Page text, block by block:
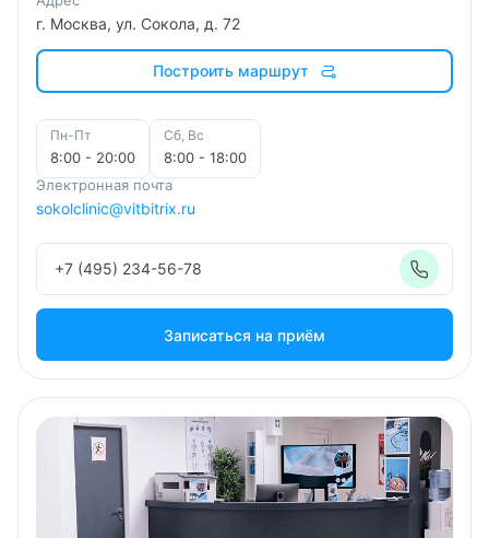
г. Москва, ул. Сокола, д. 72
Построить маршрут
Пн-Пт
8:00 - 20:00
Сб, Вс
8:00 - 18:00
Электронная почта
sokolclinic@vitbitrix.ru
+7 (495) 234-56-78
Записаться на приём